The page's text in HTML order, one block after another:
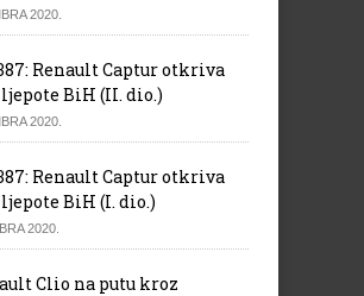
2020.
Renault Captur otkriva
BiH (II. dio.)
2020.
Renault Captur otkriva
BiH (I. dio.)
2020.
Clio na putu kroz